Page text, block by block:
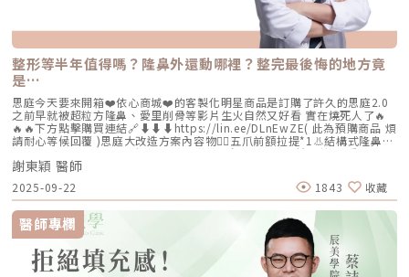
整形等半年值得嗎？隆鼻外還動哪裡？整完最後悔的地方竟
是…
思庭今天要來開箱❤️依心商城❤️的客製化明星商品是訂購了許久的思庭2.0
之前早就被超粒方隆鼻、愛里削骨等影片生火自然又好看 實在燒死人了🔥
🔥🔥下方點擊購買連結🔗⬇️⬇️⬇️https://lin.ee/DLnEwZE( 此為預購商品 煩
請耐心等候回覆 )思庭大改造方案內容物💁‍♀️五爪前額拉提*1👃結構式隆鼻*1
(加購縮鼻翼、敲鼻骨、貴族手術)👄微笑嘴角*1 (加購嘴邊肉拉提)重點摘
要：00:00 搶先看⚡⚡01:43 開箱手術方案內容物02:02 上臉眉眼分析 : 五
爪前額拉提02:36 中臉隆鼻分析 : 結構式隆鼻合併貴族手術03:58 下臉唇巴
分析 : 微笑嘴角+嘴扁肉拉提04:43 華麗買家秀05:25 五星好評分享
⭐⭐⭐⭐⭐▸▸歡迎合作洽談：followheart.marketing@gmail.com◂◂依心唯
美整形外科診所地址｜台北市信義區基隆路二段15號2樓電話｜（02）
2345-6777官方網站｜https://www.followheart.com.tw/官方諮詢｜
https://follow-heart.com/line臉書粉專｜https://follow-
heart.com/case_fbIG追起來｜https://follow-
heart.com/case_igWeChat ID｜Dr_followheart
謝東穎 醫師
2025-09-22 1843 收藏
醫師專欄